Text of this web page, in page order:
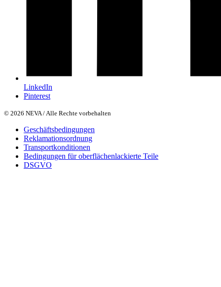
LinkedIn
Pinterest
© 2026 NEVA / Alle Rechte vorbehalten
Geschäftsbedingungen
Reklamationsordnung
Transportkonditionen
Bedingungen für oberflächenlackierte Teile
DSGVO